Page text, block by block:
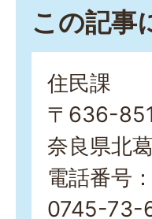
この記事
住民課
〒636-
奈良県北
電話番号
0745-73-